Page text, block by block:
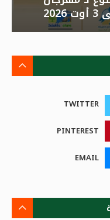
TWITTER
PINTEREST
EMAIL